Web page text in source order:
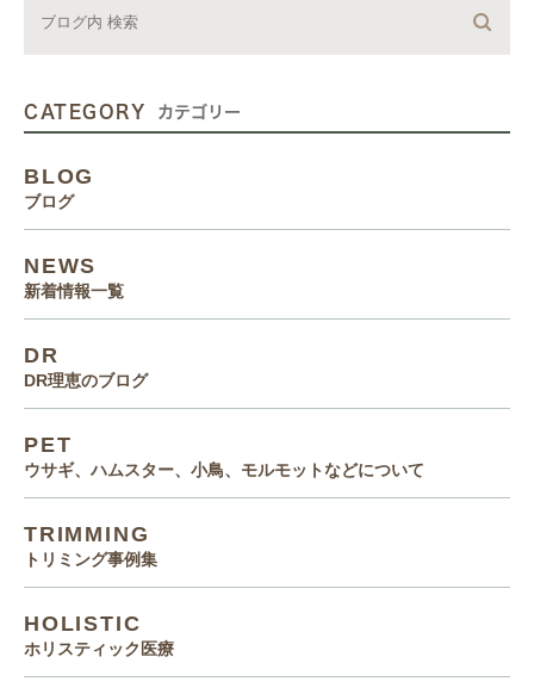
CATEGORY カテゴリー
BLOG
ブログ
NEWS
新着情報一覧
DR
DR理恵のブログ
PET
ウサギ、ハムスター、小鳥、モルモットなどについて
TRIMMING
トリミング事例集
HOLISTIC
ホリスティック医療